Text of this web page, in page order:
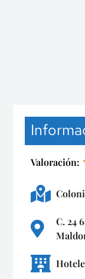
Valoración:
C. 24